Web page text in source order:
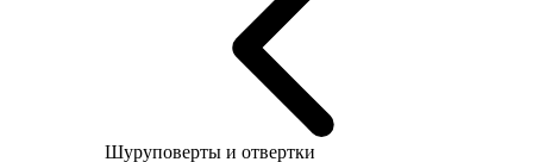
Шуруповерты и отвертки